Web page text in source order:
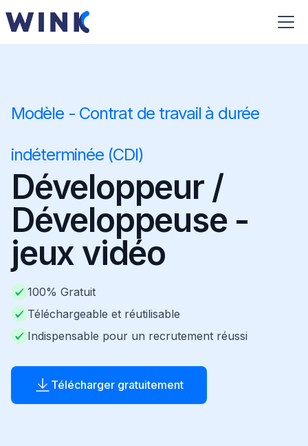
Modèle - Contrat de travail à durée
indéterminée (CDI)
Développeur /
Développeuse -
jeux vidéo
100% Gratuit
Téléchargeable et réutilisable
Indispensable pour un recrutement réussi
Télécharger gratuitement